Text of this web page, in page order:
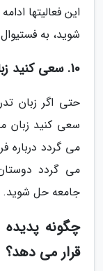
این فعالیتها
شوید، به
10. سعی کنید زبان محلی را یاد بگیرید
حتی اگر زبان
سعی کنید زبان
می گردد درباره
می گردد
جامعه حل شوید.
چگونه
قرار می دهد؟